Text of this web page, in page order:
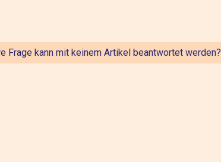
Frage kann mit keinem Artikel beantwortet werden?